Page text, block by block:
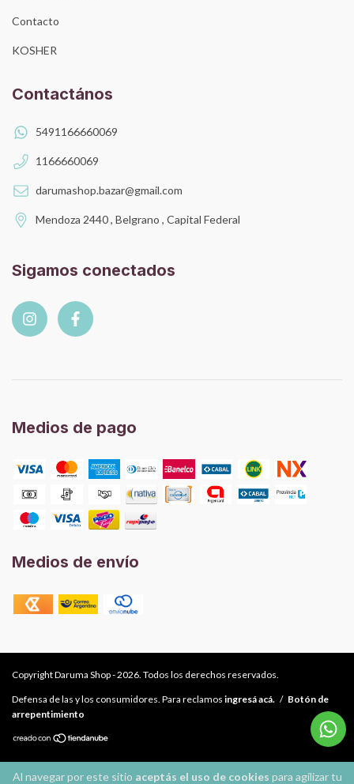
Al navegar por este sitio aceptás el uso de cookies para agilizar tu
Contacto
KOSHER
Contactános
5491166660069
1166660069
darumashop.bazar@gmail.com
Mendoza 2440 , Belgrano , Capital Federal
Sigamos conectados
Medios de pago
Medios de envío
Copyright Daruma Shop - 2026. Todos los derechos reservados.
Defensa de las y los consumidores. Para reclamos ingresá acá. / Botón de
arrepentimiento